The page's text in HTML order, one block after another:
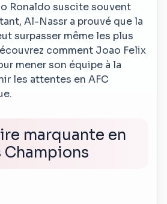
Ronaldo suscite souvent
Al-Nassr a prouvé que la
surpasser même les plus
comment Joao Felix
mener son équipe à la
les attentes en AFC
marquante en
Champions